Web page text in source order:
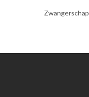
Zwangerschap